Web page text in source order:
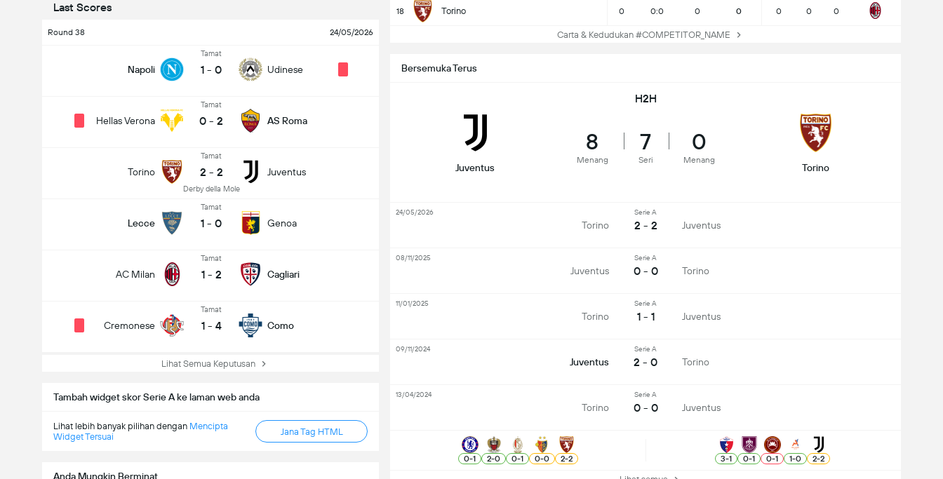
Last Scores
Round 38 24/05/2026
Napoli
Tamat
1 - 0 Udinese
Hellas Verona
Tamat
0 - 2 AS Roma
Torino
Tamat
2 - 2
Derby della Mole
Juventus
Lecce
Tamat
1 - 0 Genoa
AC Milan
Tamat
1 - 2 Cagliari
Cremonese
Tamat
1 - 4 Como
Lihat Semua Keputusan
Tambah widget skor Serie A ke laman web anda
Lihat lebih banyak pilihan dengan Mencipta
Widget Tersuai
Jana Tag HTML
Anda Mungkin Berminat
18 Torino 0 0:0 0 0 0 0 0
Carta & Kedudukan #COMPETITOR_NAME
Bersemuka Terus
H2H
Juventus
8
Menang
7
Seri
0
Menang
Torino
Torino
Serie A
2 - 2 Juventus
24/05/2026
Juventus
Serie A
0 - 0 Torino
08/11/2025
Torino
Serie A
1 - 1 Juventus
11/01/2025
Juventus
Serie A
2 - 0 Torino
09/11/2024
Torino
Serie A
0 - 0 Juventus
13/04/2024
0-1 2-0 0-1 0-0 2-2 3-1 0-1 0-1 1-0 2-2